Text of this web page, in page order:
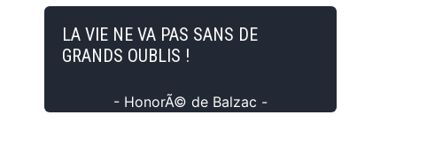
LA VIE NE VA PAS SANS DE
GRANDS OUBLIS !
- HonorÃ© de Balzac -